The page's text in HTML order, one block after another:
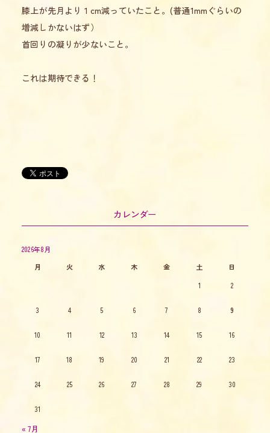
膝上が先月より１cm減っていたこと。(普通1mmぐらいの
増減しかないはず）
首回りの凝りが少ないこと。
これは期待できる！
カレンダー
2026年8月
月
火 水 木 金 土
日
1
2
3 4 5 6 7 8 9
10 11 12 13 14 15 16
17 18 19 20 21 22 23
24 25 26 27 28 29 30
31
« 7月